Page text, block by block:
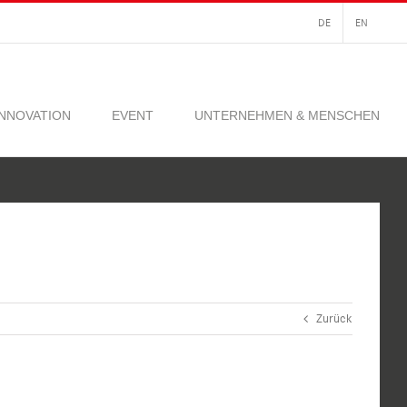
DE EN
EVENT UNTERNEHMEN & MENSCHEN
Zurück